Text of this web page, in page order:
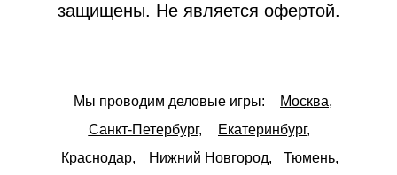
защищены. Не является офертой.
Мы проводим деловые игры:
Москва,
Санкт-Петербург,
Екатеринбург,
Краснодар,
Нижний Новгород, Тюмень,